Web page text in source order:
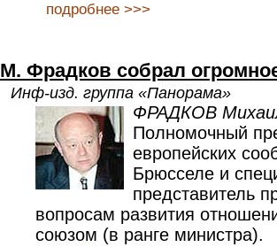
подробнее >>>
М. Фрадков собрал
Инф-изд. группа «Панорама»
ФРАДКОВ
Полномочный
европейских
Брюсселе и
представитель
вопросам развития
союзом (в ранге министра).